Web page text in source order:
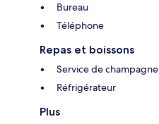
Bureau
Téléphone
Repas et boissons
Service de champagne
Réfrigérateur
Plus